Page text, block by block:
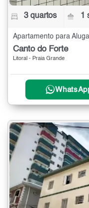
3 quartos 1
Canto do Forte
Litoral - Praia Grande